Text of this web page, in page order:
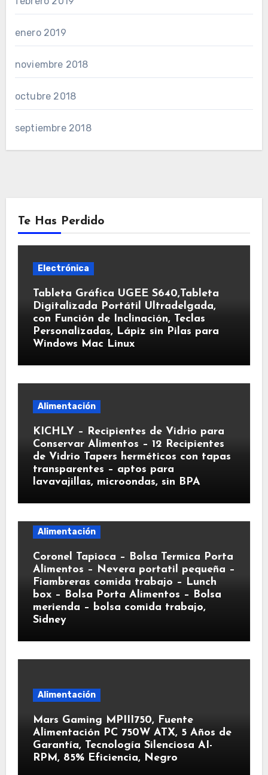
enero 2019
noviembre 2018
octubre 2018
septiembre 2018
Te Has Perdido
Electrónica
Tableta Gráfica UGEE S640,Tableta
Digitalizada Portátil Ultradelgada,
con Función de Inclinación, Teclas
Personalizadas, Lápiz sin Pilas para
Windows Mac Linux
Alimentación
KICHLY – Recipientes de Vidrio para
Conservar Alimentos – 12 Recipientes
de Vidrio Tapers herméticos con tapas
transparentes – aptos para
lavavajillas, microondas, sin BPA
Alimentación
Coronel Tapioca – Bolsa Termica Porta
Alimentos – Nevera portatil pequeña –
Fiambreras comida trabajo – Lunch
box – Bolsa Porta Alimentos – Bolsa
merienda – bolsa comida trabajo,
Sidney
Alimentación
Mars Gaming MPIII750, Fuente
Alimentación PC 750W ATX, 5 Años de
Garantía, Tecnología Silenciosa AI-
RPM, 85% Eficiencia, Negro